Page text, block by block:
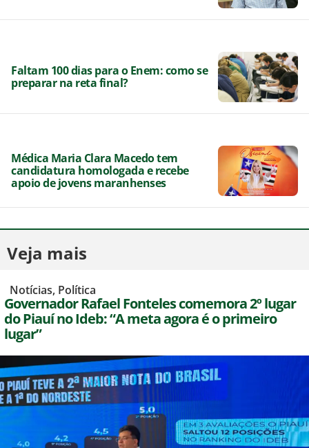
Faltam 100 dias para o Enem: como se
preparar na reta final?
Médica Maria Clara Macedo tem
candidatura homologada e recebe
apoio de jovens maranhenses
Veja mais
Notícias, Política
Governador Rafael Fonteles comemora 2º lugar
do Piauí no Ideb: “A meta agora é o primeiro
lugar”